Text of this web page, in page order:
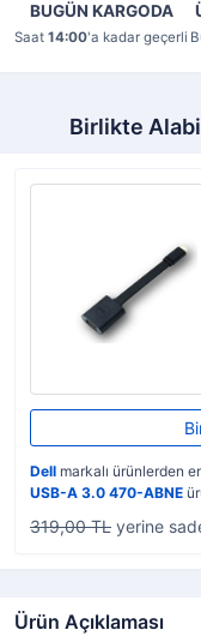
BUGÜN KARGODA
Saat 14:00'a kadar geçerli
Birlikte
Dell markalı ürünlerden
USB-A 3.0 470-ABNE
319,00 TL yerine
Ürün Açıklaması